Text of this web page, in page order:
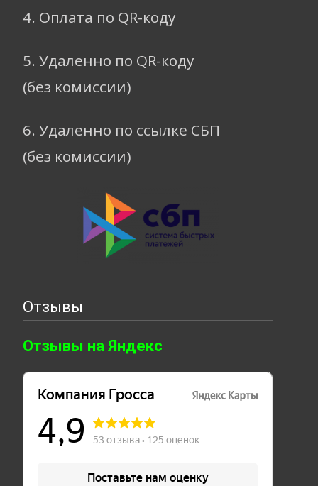
4. Оплата по QR-коду
5. Удаленно по QR-коду
(без комиссии)
6. Удаленно по ссылке СБП
(без комиссии)
Отзывы
Отзывы на Яндекс